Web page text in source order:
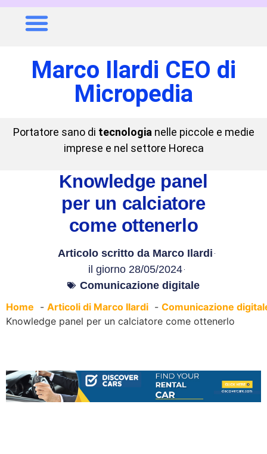
Marco Ilardi CEO di
Micropedia
Portatore sano di tecnologia nelle piccole e medie
imprese e nel settore Horeca
Knowledge panel
per un calciatore
come ottenerlo
Articolo scritto da Marco Ilardi
il giorno 28/05/2024
Comunicazione digitale
Home
Articoli di Marco Ilardi
Comunicazione
Knowledge panel per un calciatore come ottenerlo